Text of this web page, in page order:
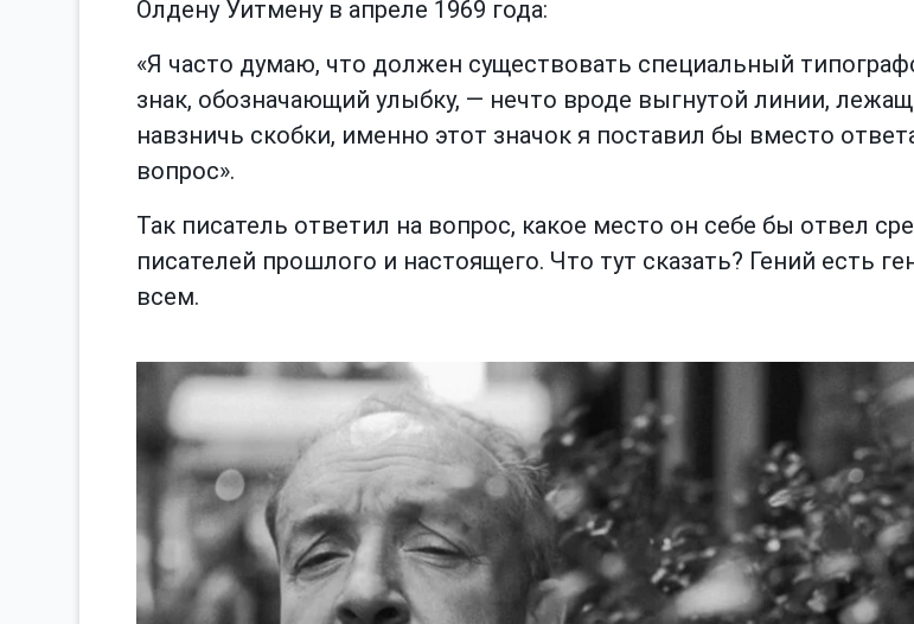
Олдену Уитмену в апреле 1969 года:
«Я часто думаю, что должен существовать специальный
знак, обозначающий улыбку, — нечто вроде выгнутой линии,
навзничь скобки, именно этот значок я поставил бы вместо
вопрос».
Так писатель ответил на вопрос, какое место он себе бы отвел
писателей прошлого и настоящего. Что тут сказать? Гений есть
всем.